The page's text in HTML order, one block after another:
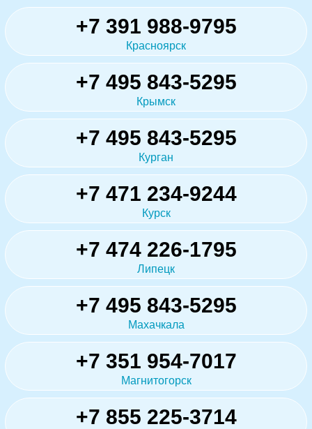
+7 391 988-9795
Красноярск
+7 495 843-5295
Крымск
+7 495 843-5295
Курган
+7 471 234-9244
Курск
+7 474 226-1795
Липецк
+7 495 843-5295
Махачкала
+7 351 954-7017
Магнитогорск
+7 855 225-3714